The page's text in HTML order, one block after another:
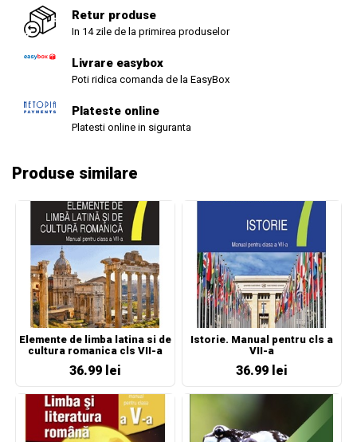
Retur produse
In 14 zile de la primirea produselor
Livrare easybox
Poti ridica comanda de la EasyBox
Plateste online
Platesti online in siguranta
Produse similare
Elemente de limba latina si de
cultura romanica cls VII-a
36.99 lei
Istorie. Manual pentru cls a
VII-a
36.99 lei